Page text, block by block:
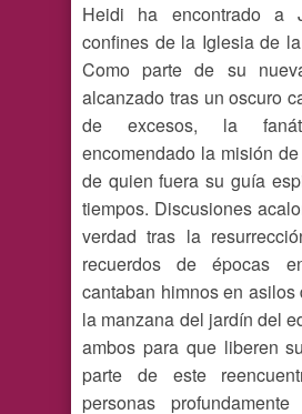
Heidi ha encontrado a
confines de la Iglesia de
Como parte de su
alcanzado tras un oscuro
de excesos, la
encomendado la misión
de quien fuera su guía
tiempos. Discusiones
verdad tras la
recuerdos de épocas
cantaban himnos en asilos
la manzana del jardín del
ambos para que liberen
parte de este
personas profundamente